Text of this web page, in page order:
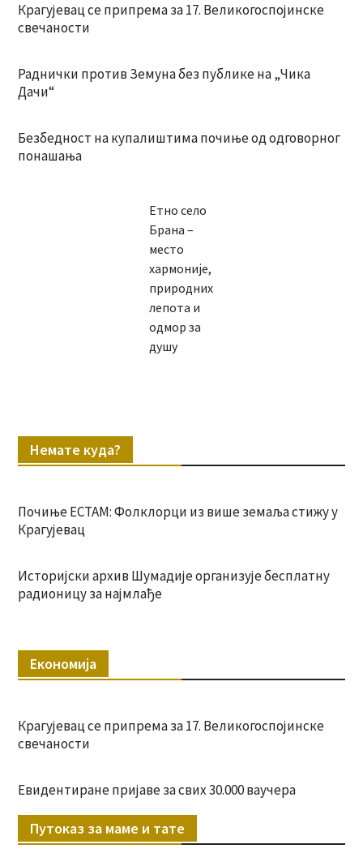
Крагујевац се припрема за 17. Великогоспојинске
свечаности
Раднички против Земуна без публике на „Чика
Дачи“
Безбедност на купалиштима почиње од одговорног
понашања
Етно село
Брана –
место
хармоније,
природних
лепота и
одмор за
душу
Немате куда?
Почиње ЕСТАМ: Фолклорци из више земаља стижу у
Крагујевац
Историјски архив Шумадије организује бесплатну
радионицу за најмлађе
Економија
Крагујевац се припрема за 17. Великогоспојинске
свечаности
Евидентиране пријаве за свих 30.000 ваучера
Путоказ за маме и тате